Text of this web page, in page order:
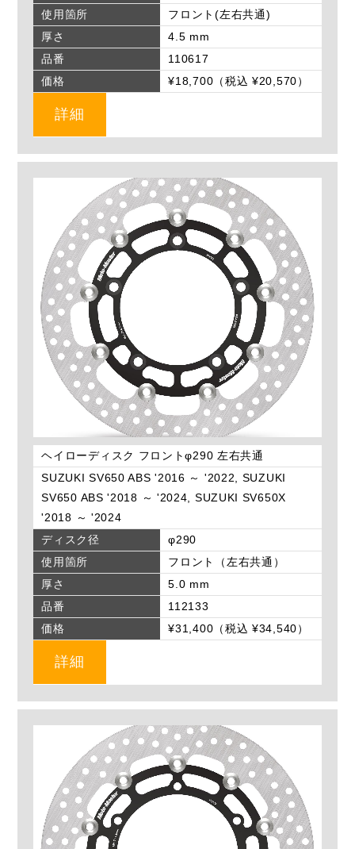
使用箇所
フロント(左右共通)
厚さ
4.5 mm
品番
110617
価格
¥18,700（税込 ¥20,570）
詳細
ヘイローディスク フロントφ290 左右共通
SUZUKI SV650 ABS '2016 ～ '2022, SUZUKI
SV650 ABS '2018 ～ '2024, SUZUKI SV650X
'2018 ～ '2024
ディスク径
φ290
使用箇所
フロント（左右共通）
厚さ
5.0 mm
品番
112133
価格
¥31,400（税込 ¥34,540）
詳細